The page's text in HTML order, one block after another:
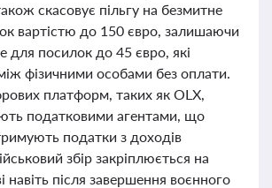
скасовує пільгу на безмитне
вартістю до 150 євро, залишаючи
для посилок до 45 євро, які
фізичними особами без оплати.
платформ, таких як OLX,
податковими агентами, що
податки з доходів
збір закріплюється на
навіть після завершення воєнного